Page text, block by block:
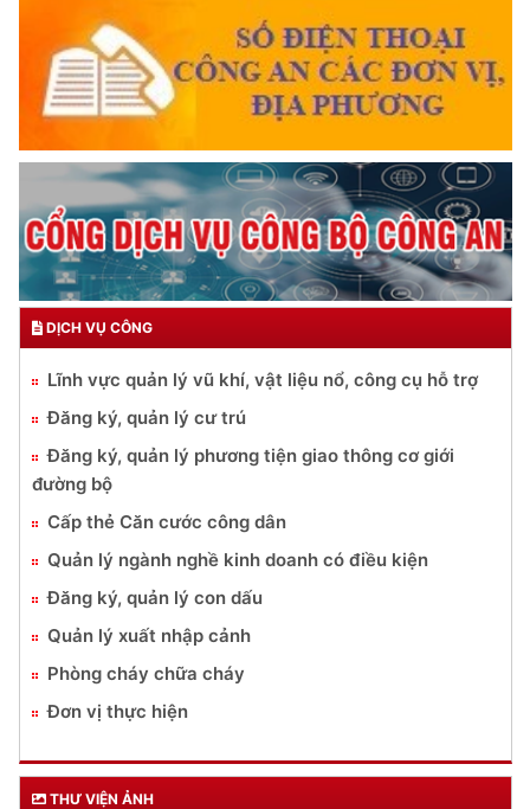
DỊCH VỤ CÔNG
Lĩnh vực quản lý vũ khí, vật liệu nổ, công cụ hỗ trợ
Đăng ký, quản lý cư trú
Đăng ký, quản lý phương tiện giao thông cơ giới
đường bộ
Cấp thẻ Căn cước công dân
Quản lý ngành nghề kinh doanh có điều kiện
Đăng ký, quản lý con dấu
Quản lý xuất nhập cảnh
Phòng cháy chữa cháy
Đơn vị thực hiện
THƯ VIỆN ẢNH